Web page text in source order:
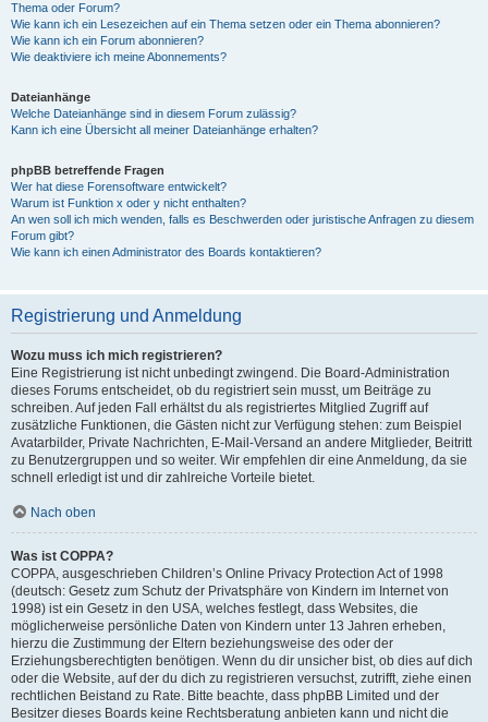
Thema oder Forum?
Wie kann ich ein Lesezeichen auf ein Thema setzen oder ein Thema abonnieren?
Wie kann ich ein Forum abonnieren?
Wie deaktiviere ich meine Abonnements?
Dateianhänge
Welche Dateianhänge sind in diesem Forum zulässig?
Kann ich eine Übersicht all meiner Dateianhänge erhalten?
phpBB betreffende Fragen
Wer hat diese Forensoftware entwickelt?
Warum ist Funktion x oder y nicht enthalten?
An wen soll ich mich wenden, falls es Beschwerden oder juristische Anfragen zu diesem
Forum gibt?
Wie kann ich einen Administrator des Boards kontaktieren?
Registrierung und Anmeldung
Wozu muss ich mich registrieren?
Eine Registrierung ist nicht unbedingt zwingend. Die Board-Administration
dieses Forums entscheidet, ob du registriert sein musst, um Beiträge zu
schreiben. Auf jeden Fall erhältst du als registriertes Mitglied Zugriff auf
zusätzliche Funktionen, die Gästen nicht zur Verfügung stehen: zum Beispiel
Avatarbilder, Private Nachrichten, E-Mail-Versand an andere Mitglieder, Beitritt
zu Benutzergruppen und so weiter. Wir empfehlen dir eine Anmeldung, da sie
schnell erledigt ist und dir zahlreiche Vorteile bietet.
Nach oben
Was ist COPPA?
COPPA, ausgeschrieben Children’s Online Privacy Protection Act of 1998
(deutsch: Gesetz zum Schutz der Privatsphäre von Kindern im Internet von
1998) ist ein Gesetz in den USA, welches festlegt, dass Websites, die
möglicherweise persönliche Daten von Kindern unter 13 Jahren erheben,
hierzu die Zustimmung der Eltern beziehungsweise des oder der
Erziehungsberechtigten benötigen. Wenn du dir unsicher bist, ob dies auf dich
oder die Website, auf der du dich zu registrieren versuchst, zutrifft, ziehe einen
rechtlichen Beistand zu Rate. Bitte beachte, dass phpBB Limited und der
Besitzer dieses Boards keine Rechtsberatung anbieten kann und nicht die